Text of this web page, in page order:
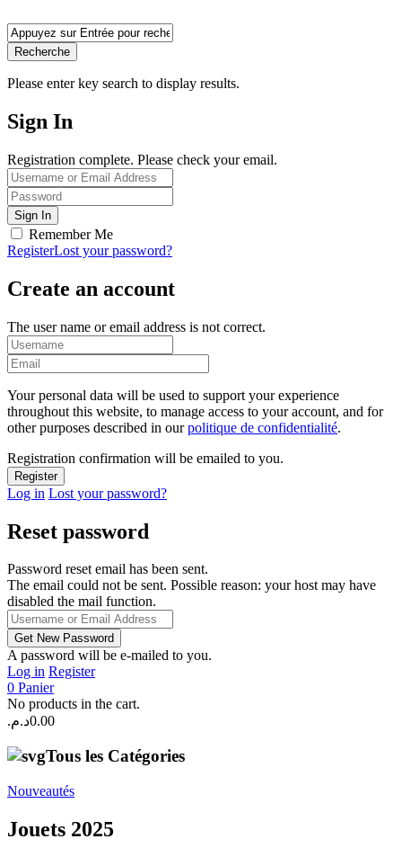
Recherche
Please enter key search to display results.
Sign In
Registration complete. Please check your email.
Remember Me
RegisterLost your password?
Create an account
The user name or email address is not correct.
Your personal data will be used to support your experience
throughout this website, to manage access to your account, and for
other purposes described in ourpolitique de confidentialité.
Registration confirmation will be emailed to you.
Log in Lost your password?
Reset password
Password reset email has been sent.
The email could not be sent. Possible reason: your host may have
disabled the mail function.
A password will be e-mailed to you.
Log in Register
0 Panier
No products in the cart.
0.00د.م.
Tous les Catégories
Nouveautés
Jouets 2025